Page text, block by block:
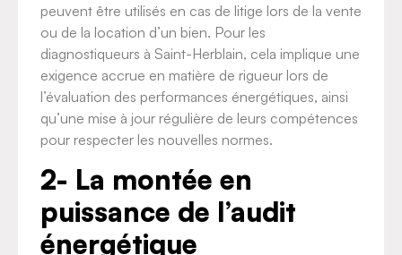
peuvent être utilisés en cas de litige lors de la vente
ou de la location d’un bien. Pour les
diagnostiqueurs à Saint-Herblain, cela implique une
exigence accrue en matière de rigueur lors de
l’évaluation des performances énergétiques, ainsi
qu’une mise à jour régulière de leurs compétences
pour respecter les nouvelles normes.
2- La montée en
puissance de l’audit
énergétique